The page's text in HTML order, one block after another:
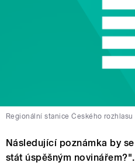
Regionální stanice Českého rozhlasu
Následující poznámka by
stát úspěšným